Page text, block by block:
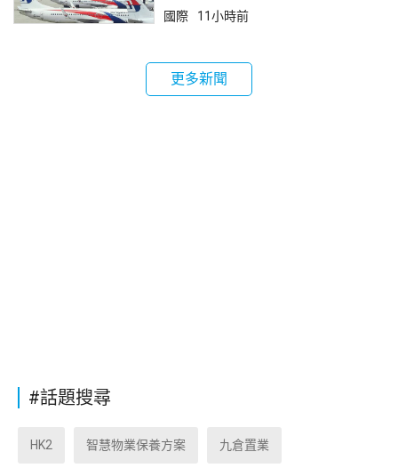
國際 11小時前
更多新聞
#話題搜尋
HK2 智慧物業保養方案 九倉置業